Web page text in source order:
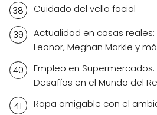
Cuidado del vello facial
Actualidad en casas reales:
Leonor, Meghan Markle y
Empleo en
Desafíos en el Mundo del
Ropa amigable con el